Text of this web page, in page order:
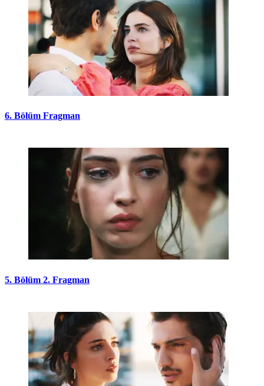
6. Bölüm Fragman
5. Bölüm 2. Fragman